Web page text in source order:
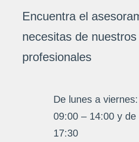
Encuentra el
necesitas de nuestros
profesionales
De lunes a viernes:
09:00 – 14:00 y de
17:30